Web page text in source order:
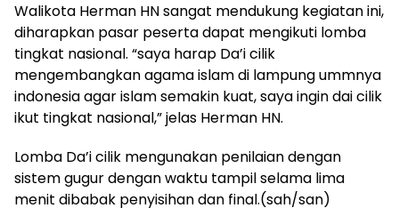
Walikota Herman HN sangat mendukung kegiatan ini,
diharapkan pasar peserta dapat mengikuti lomba
tingkat nasional. “saya harap Da’i cilik
mengembangkan agama islam di lampung ummnya
indonesia agar islam semakin kuat, saya ingin dai cilik
ikut tingkat nasional,” jelas Herman HN.
Lomba Da’i cilik mengunakan penilaian dengan
sistem gugur dengan waktu tampil selama lima
menit dibabak penyisihan dan final.(sah/san)